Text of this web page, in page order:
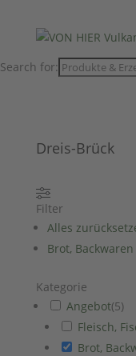
Search for:
Dreis-Brück
Filter
Alles
Brot,
Kategorie
Angebot(5)
Fleisch,
Brot,